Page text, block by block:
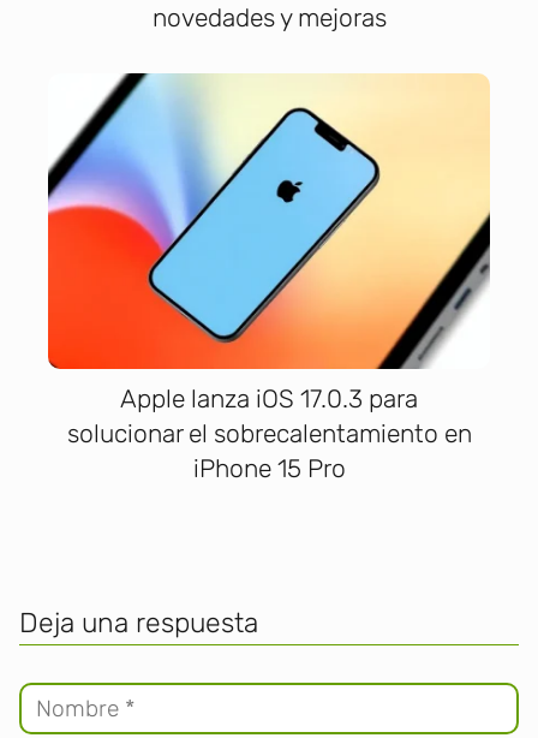
novedades y mejoras
Apple lanza iOS 17.0.3 para
solucionar el sobrecalentamiento en
iPhone 15 Pro
Deja una respuesta